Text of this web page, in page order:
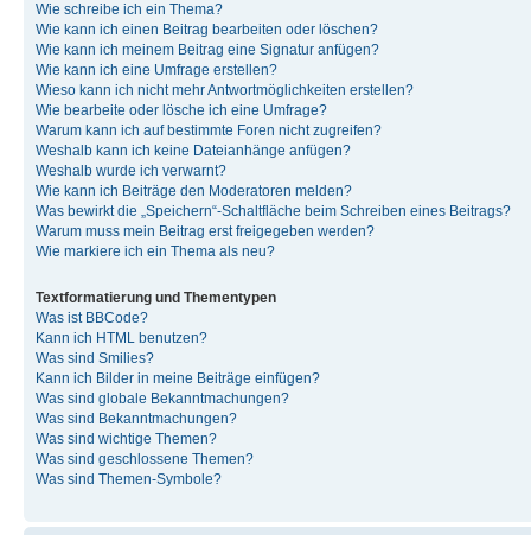
Wie schreibe ich ein Thema?
Wie kann ich einen Beitrag bearbeiten oder löschen?
Wie kann ich meinem Beitrag eine Signatur anfügen?
Wie kann ich eine Umfrage erstellen?
Wieso kann ich nicht mehr Antwortmöglichkeiten erstellen?
Wie bearbeite oder lösche ich eine Umfrage?
Warum kann ich auf bestimmte Foren nicht zugreifen?
Weshalb kann ich keine Dateianhänge anfügen?
Weshalb wurde ich verwarnt?
Wie kann ich Beiträge den Moderatoren melden?
Was bewirkt die „Speichern“-Schaltfläche beim Schreiben eines Beitrags?
Warum muss mein Beitrag erst freigegeben werden?
Wie markiere ich ein Thema als neu?
Textformatierung und Thementypen
Was ist BBCode?
Kann ich HTML benutzen?
Was sind Smilies?
Kann ich Bilder in meine Beiträge einfügen?
Was sind globale Bekanntmachungen?
Was sind Bekanntmachungen?
Was sind wichtige Themen?
Was sind geschlossene Themen?
Was sind Themen-Symbole?